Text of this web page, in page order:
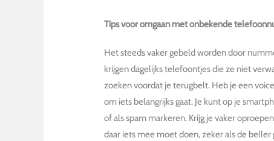
Tips voor omgaan met onbekende
Het steeds vaker gebeld worden door
krijgen dagelijks telefoontjes die ze niet
zoeken voordat je terugbelt. Heb je een
om iets belangrijks gaat. Je kunt op je
of als spam markeren. Krijg je vaker
daar iets mee moet doen, zeker als de